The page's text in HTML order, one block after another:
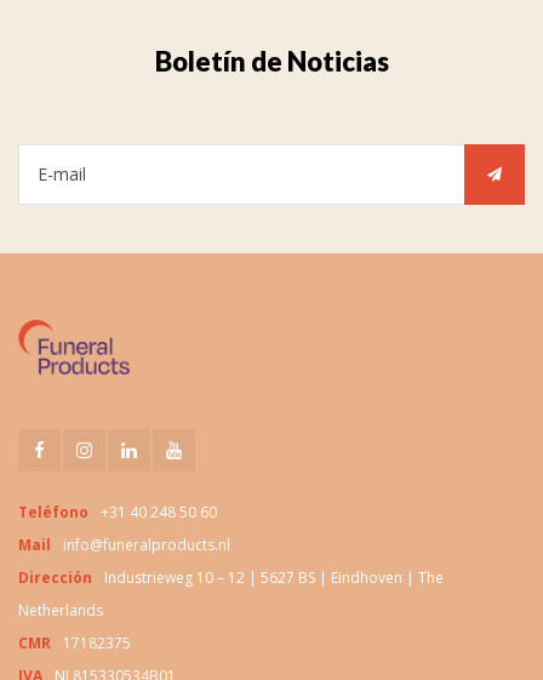
Boletín de Noticias
Teléfono
+31 40 248 50 60
Mail
info@funeralproducts.nl
Dirección
Industrieweg 10 – 12 | 5627 BS | Eindhoven | The
Netherlands
CMR
17182375
IVA
NL815330534B01